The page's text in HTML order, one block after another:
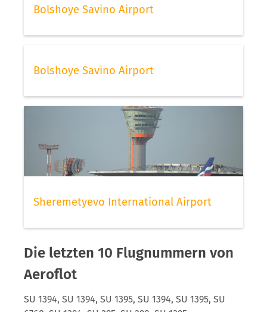
Bolshoye Savino Airport
Bolshoye Savino Airport
Sheremetyevo International Airport
Die letzten 10 Flugnummern von
Aeroflot
SU 1394, SU 1394, SU 1395, SU 1394, SU 1395, SU